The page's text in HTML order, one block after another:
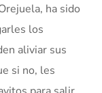
ha sido
los
aliviar sus
si no, les